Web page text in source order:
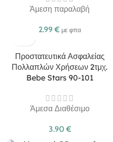
Άμεση παραλαβή
2.99 € με φπα
Προστατευτικά Ασφαλείας
Πολλαπλών Χρήσεων 2τμχ.
Bebe Stars 90-101
Άμεσα Διαθέσιμο
3.90 €